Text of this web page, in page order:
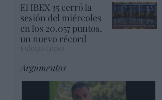
El IBEX 35 cerró la
sesión del miércoles
en los 20.057 puntos,
un nuevo récord
Argumentos